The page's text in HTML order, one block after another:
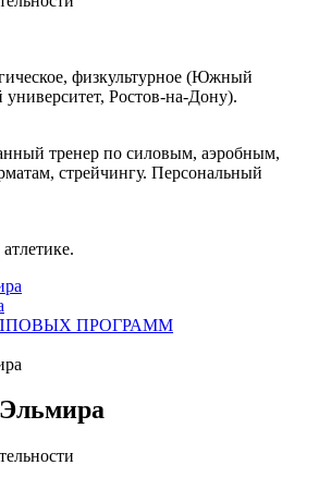
физкультурное (Южный
университет, Ростов-на-Дону).
тренер по силовым, аэробным,
стрейчингу. Персональный
ПРОГРАММ